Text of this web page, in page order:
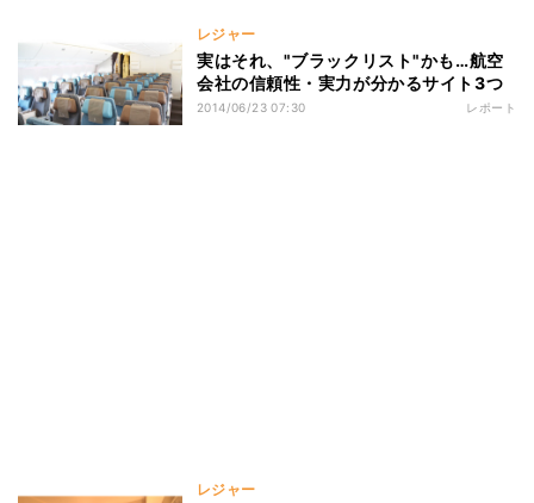
レジャー
実はそれ、"ブラックリスト"かも…航空
会社の信頼性・実力が分かるサイト3つ
2014/06/23 07:30 レポート
レジャー